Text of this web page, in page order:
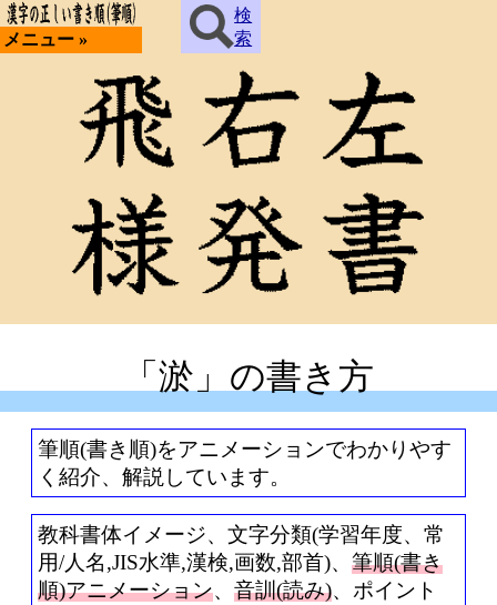
メニュー »
検
索
「淤」の書き方
筆順(書き順)をアニメーションでわかりやす
く紹介、解説しています。
教科書体イメージ、文字分類(学習年度、常
用/人名,JIS水準,漢検,画数,部首)、 筆順(書き
順)アニメーション、 音訓(読み)、ポイント